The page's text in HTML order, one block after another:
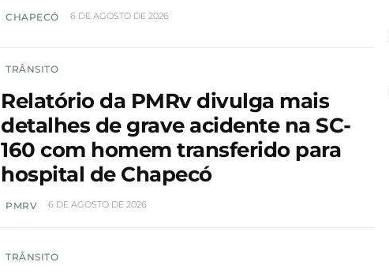
CHAPECÓ 6 DE AGOSTO DE 2026
TRÂNSITO
Relatório da PMRv divulga mais
detalhes de grave acidente na SC-
160 com homem transferido para
hospital de Chapecó
PMRV 6 DE AGOSTO DE 2026
TRÂNSITO